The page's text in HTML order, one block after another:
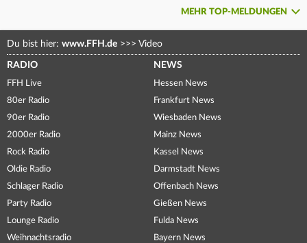
MEHR TOP-MELDUNGEN
Du bist hier: www.FFH.de >>> Video
RADIO
FFH Live
80er Radio
90er Radio
2000er Radio
Rock Radio
Oldie Radio
Schlager Radio
Party Radio
Lounge Radio
Weihnachtsradio
NEWS
Hessen News
Frankfurt News
Wiesbaden News
Mainz News
Kassel News
Darmstadt News
Offenbach News
Gießen News
Fulda News
Bayern News